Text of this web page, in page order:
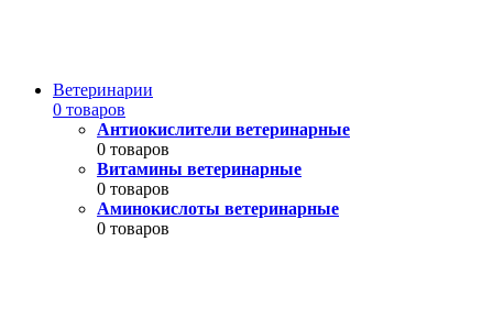
Ветеринарии
0 товаров
Антиокислители ветеринарные
0 товаров
Витамины ветеринарные
0 товаров
Аминокислоты ветеринарные
0 товаров